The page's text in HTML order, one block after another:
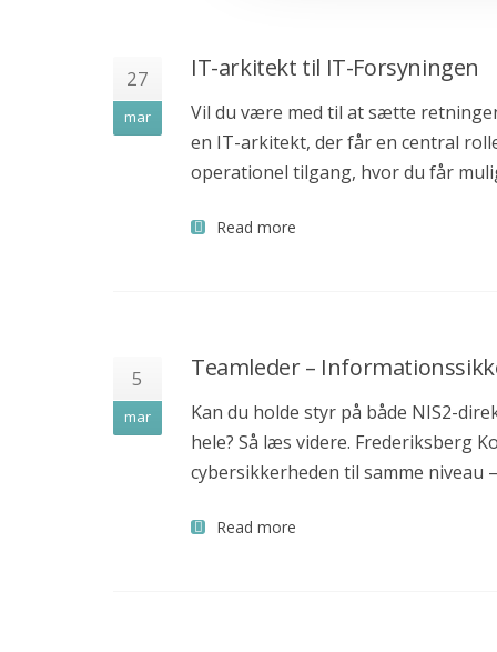
27
mar
IT-arkitekt til IT-Forsyningen
Vil du være med til at sætte
en IT-arkitekt, der får en central
operationel tilgang, hvor du får
Read more
5
mar
Teamleder –
Kan du holde styr på både NIS2-
hele? Så læs videre. Frederiksberg
cybersikkerheden til samme niveau
Read more
Software Engineer/Architect for Deloitte Engineering
CTO til Reshopper
Teknisk Projektleder til Sunclass Airlines
Dalumvej 75
5250 Odense SV
Gammel Kongevej 35
1610 København K
P. O. Pedersens Vej 2